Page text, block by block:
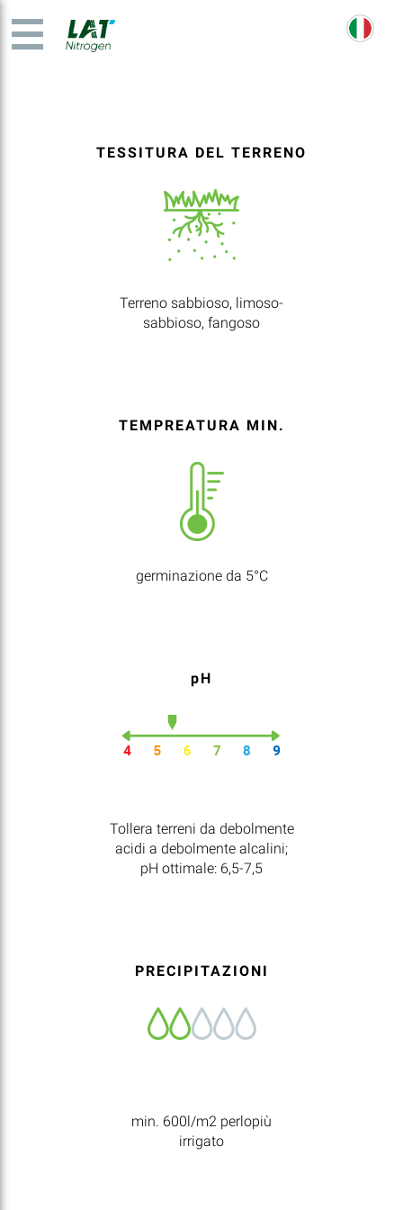
TESSITURA DEL TERRENO
Terreno sabbioso, limoso-
sabbioso, fangoso
TEMPREATURA MIN.
germinazione da 5°C
pH
Tollera terreni da debolmente
acidi a debolmente alcalini;
pH ottimale: 6,5-7,5
PRECIPITAZIONI
min. 600l/m2 perlopiù
irrigato